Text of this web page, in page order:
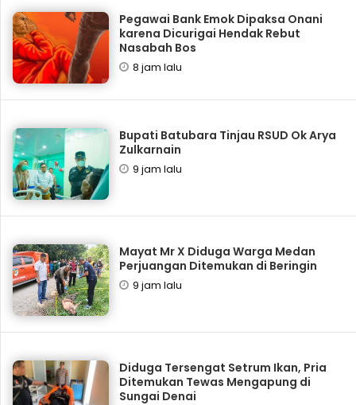
Pegawai Bank Emok Dipaksa Onani
karena Dicurigai Hendak Rebut
Nasabah Bos
8 jam lalu
Bupati Batubara Tinjau RSUD Ok Arya
Zulkarnain
9 jam lalu
Mayat Mr X Diduga Warga Medan
Perjuangan Ditemukan di Beringin
9 jam lalu
Diduga Tersengat Setrum Ikan, Pria
Ditemukan Tewas Mengapung di
Sungai Denai